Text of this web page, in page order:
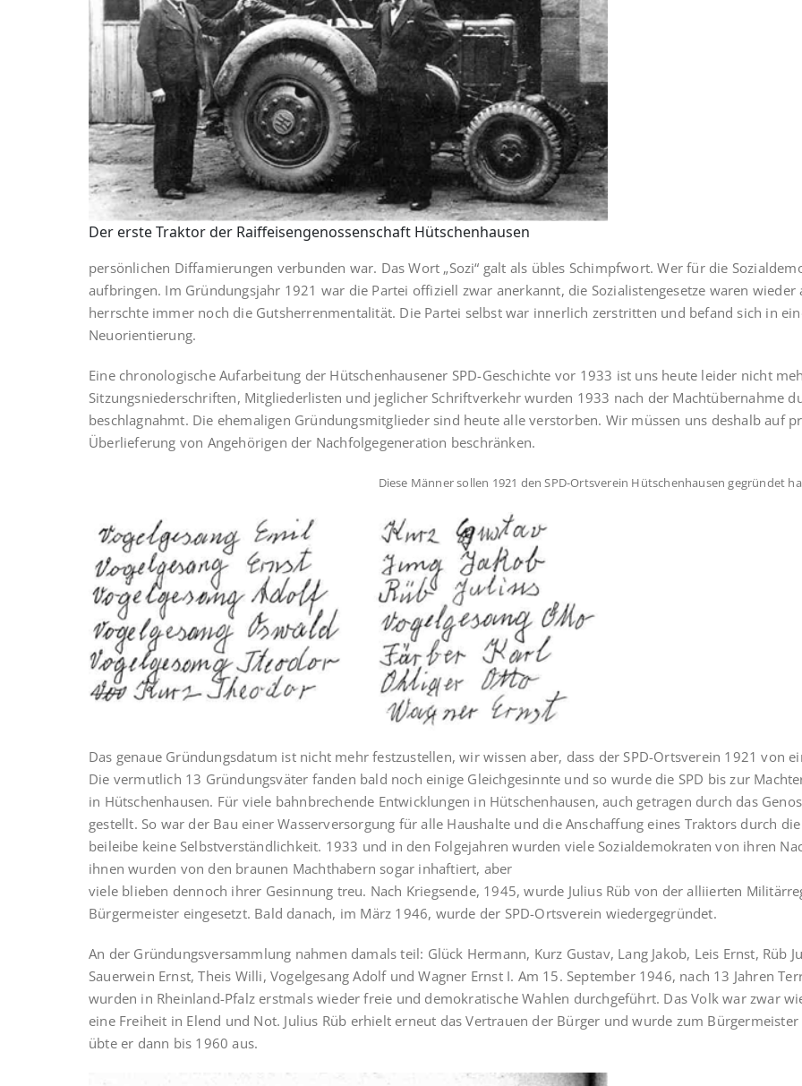
Der erste Traktor der Raiffeisengenossenschaft Hütschenhausen
persönlichen Diffamierungen verbunden war. Das Wort „Sozi“ galt als übles Schimpfwort. Wer für die
aufbringen. Im Gründungsjahr 1921 war die Partei offiziell zwar anerkannt, die Sozialistengesetze waren
herrschte immer noch die Gutsherrenmentalität. Die Partei selbst war innerlich zerstritten und befand sich in
Neuorientierung.
Eine chronologische Aufarbeitung der Hütschenhausener SPD-Geschichte vor 1933 ist uns heute leider nicht
Sitzungsniederschriften, Mitgliederlisten und jeglicher Schriftverkehr wur­den 1933 nach der Machtübernahme
beschlagnahmt. Die ehemaligen Gründungsmitglieder sind heute alle verstorben. Wir müssen uns deshalb auf
Überlieferung von Angehörigen der Nachfolgegeneration be­schränken.
Diese Männer sollen 1921 den SPD-Ortsverein Hütschenhausen gegründet
Das genaue Gründungsdatum ist nicht mehr festzustellen, wir wissen aber, dass der SPD-Ortsverein 1921 von
Die vermutlich 13 Gründungsväter fanden bald noch einige Gleichgesinnte und so wurde die SPD bis zur
in Hütschenhausen. Für viele bahnbrechende Entwicklungen in Hütschenhausen, auch ge­tragen durch das
gestellt. So war der Bau einer Wasserversorgung für alle Haushalte und die Anschaffung eines Traktors durch
beileibe keine Selbstverständlichkeit. 1933 und in den Folgejahren wurden vie­le Sozialdemokraten von ihren
ih­nen wurden von den braunen Machthabern sogar inhaftiert, aber
viele blieben dennoch ihrer Gesinnung treu. Nach Kriegsende, 1945, wurde Julius Rüb von der alliierten
Bürgermeister eingesetzt. Bald danach, im März 1946, wurde der SPD-Ortsverein wiedergegrün­det.
An der Gründungsversammlung nahmen damals teil: Glück Hermann, Kurz Gustav, Lang Jakob, Leis Ernst, Rüb
Sauerwein Ernst, Theis Willi, Vogelgesang Adolf und Wagner Ernst I. Am 15. September 1946, nach 13 Jahren
wurden in Rheinland-Pfalz erstmals wieder freie und demokratische Wahlen durchge­führt. Das Volk war zwar
eine Freiheit in Elend und Not. Julius Rüb erhielt erneut das Vertrauen der Bürger und wurde zum
übte er dann bis 1960 aus.